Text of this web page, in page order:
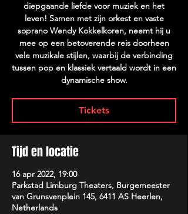
diepgaande liefde voor muziek en het
leven! Samen met zijn orkest en vaste
soprano Wendy Kokkelkoren, neemt hij u
mee op een betoverende reis doorheen
vele muzikale stijlen, waarbij de verbinding
tussen pop en klassiek vertaald wordt in een
dynamische show.
Tickets
Tijd en locatie
16 apr 2022, 19:00
Parkstad Limburg Theaters, Burgemeester
van Grunsvenplein 145, 6411 AS Heerlen,
Netherlands